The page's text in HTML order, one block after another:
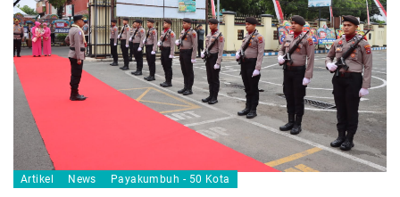
Artikel News Payakumbuh - 50 Kota